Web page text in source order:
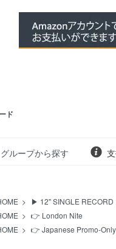
ド
グループから探す
> ▶ 12" SINGLE RECORD
> 👉 London Nite
> 👉 Japanese Promo-Only